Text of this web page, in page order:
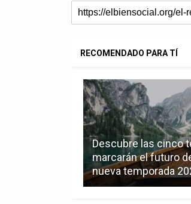
RECOMENDADO PARA TÍ
Descubre las cinco
marcarán el futuro
nueva temporada